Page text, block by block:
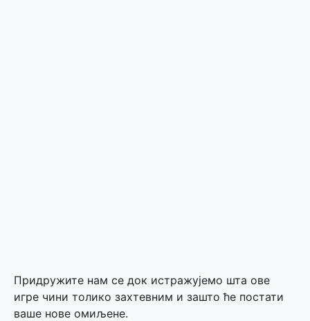
Придружите нам се док истражујемо шта ове
игре чини толико захтевним и зашто ће постати
ваше нове омиљене.